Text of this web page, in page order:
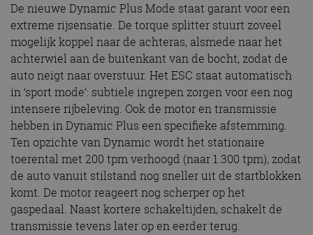
De nieuwe Dynamic Plus Mode staat garant voor een
extreme rijsensatie. De torque splitter stuurt zoveel
mogelijk koppel naar de achteras, alsmede naar het
achterwiel aan de buitenkant van de bocht, zodat de
auto neigt naar overstuur. Het ESC staat automatisch
in ‘sport mode’: subtiele ingrepen zorgen voor een nog
intensere rijbeleving. Ook de motor en transmissie
hebben in Dynamic Plus een specifieke afstemming.
Ten opzichte van Dynamic wordt het stationaire
toerental met 200 tpm verhoogd (naar 1.300 tpm), zodat
de auto vanuit stilstand nog sneller uit de startblokken
komt. De motor reageert nog scherper op het
gaspedaal. Naast kortere schakeltijden, schakelt de
transmissie tevens later op en eerder terug.